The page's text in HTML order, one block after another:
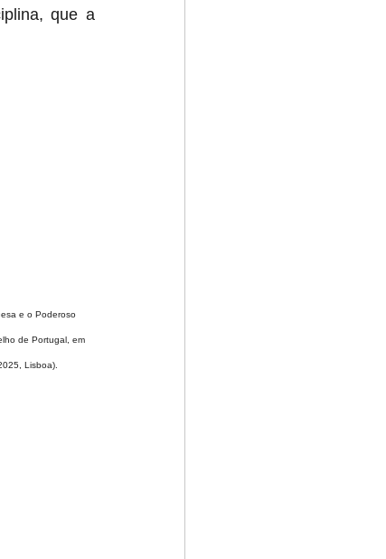
que a
e o Poderoso
de Portugal, em
Lisboa).